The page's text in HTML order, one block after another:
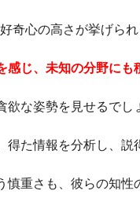
奇心の高さが挙げられ
じ、未知の分野にも
な姿勢を見せるでし
た情報を分析し、説
重さも、彼らの知性